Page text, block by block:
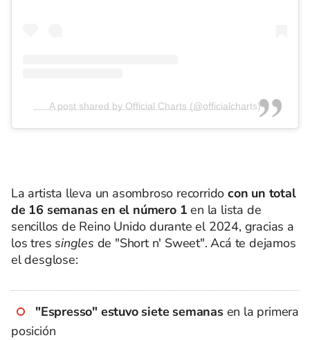
A post shared by Official Charts (@officialcharts)
La artista lleva un asombroso recorrido con un total
de 16 semanas en el número 1en la lista de
sencillos de Reino Unido durante el 2024, gracias a
los tressingles de "Short n' Sweet". Acá te dejamos
el desglose:
"Espresso" estuvo siete semanasen la primera
posición